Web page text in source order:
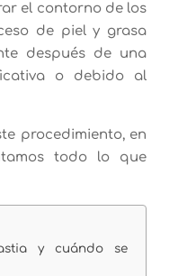
el contorno de los
de piel y grasa
después de una
o debido al
procedimiento, en
todo lo que
y cuándo se